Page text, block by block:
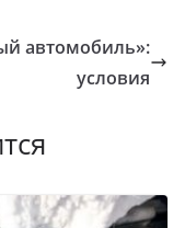
автомобиль»:
условия